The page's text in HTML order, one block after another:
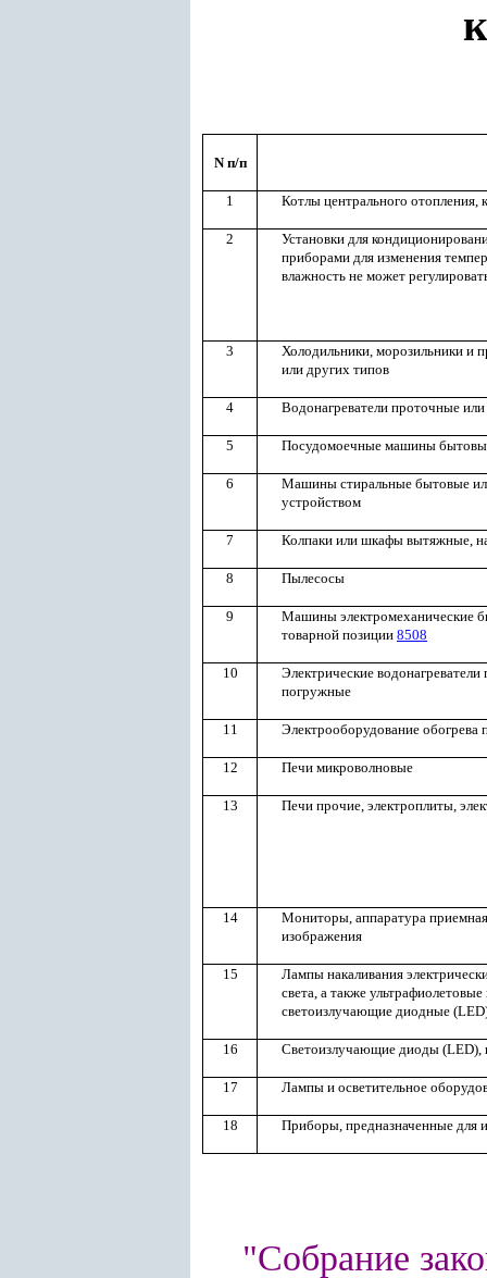
N п/п
1 Котлы центрального отопления,
2
Установки для
приборами для изменения
влажность не может
3
Холодильники, морозильники и
или других типов
4 Водонагреватели проточные
5 Посудомоечные машины
6
Машины стиральные бытовые
устройством
7 Колпаки или шкафы вытяжные,
8 Пылесосы
9
Машины электромеханические
товарной позиции 8508
10
Электрические
погружные
11 Электрооборудование обогрева
12 Печи микроволновые
13 Печи прочие, электроплиты,
14
Мониторы, аппаратура
изображения
15
Лампы накаливания
света, а также
светоизлучающие диодные
16 Светоизлучающие диоды (LED),
17 Лампы и осветительное
18 Приборы, предназначенные для
"Собрание